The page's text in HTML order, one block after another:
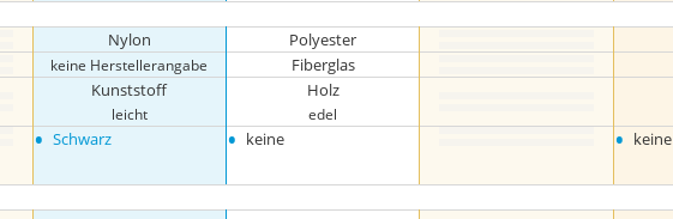
Nylon Polyester
keine Herstellerangabe Fiberglas
Kunststoff
leicht
Holz
edel
• Schwarz • keine • keine